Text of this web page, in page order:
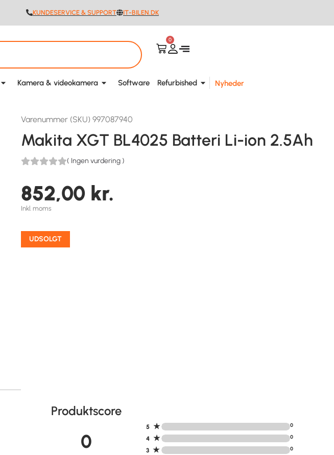
KUNDESERVICE & SUPPORT IT-BILEN.DK
0
Kamera & videokamera Software Refurbished Nyheder
Varenummer (SKU) 997087940
Makita XGT BL4025 Batteri Li-ion 2.5Ah
( Ingen vurdering )
852,00 kr.
Inkl. moms
UDSOLGT
Produktscore
0
5 ★ 0
4 ★ 0
3 ★ 0